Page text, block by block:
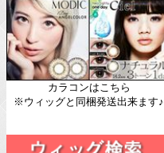
カラコンはこちら
※ウィッグと同梱発送出来ます♪